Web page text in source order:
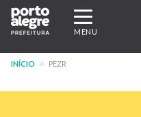
Pular
para
conteúdo
Expandir/
navegação
MENU
INÍCIO PEZR